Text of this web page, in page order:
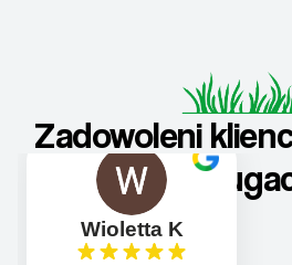
Zadowoleni
Wioletta K